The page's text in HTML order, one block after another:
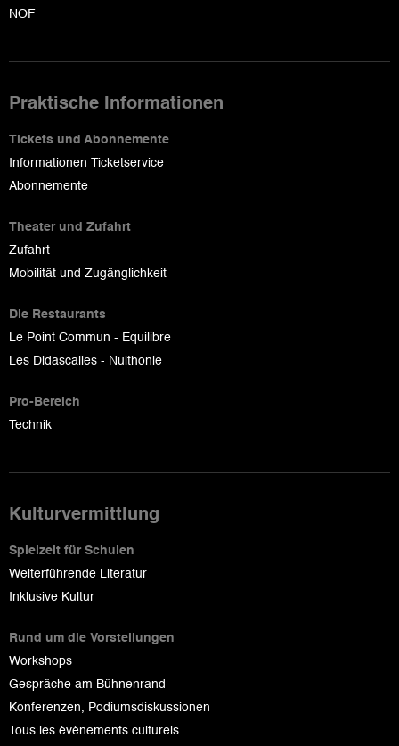
NOF
Praktische Informationen
Tickets und Abonnemente
Informationen Ticketservice
Abonnemente
Theater und Zufahrt
Zufahrt
Mobilität und Zugänglichkeit
Die Restaurants
Le Point Commun - Equilibre
Les Didascalies - Nuithonie
Pro-Bereich
Technik
Kulturvermittlung
Spielzeit für Schulen
Weiterführende Literatur
Inklusive Kultur
Rund um die Vorstellungen
Workshops
Gespräche am Bühnenrand
Konferenzen, Podiumsdiskussionen
Tous les événements culturels